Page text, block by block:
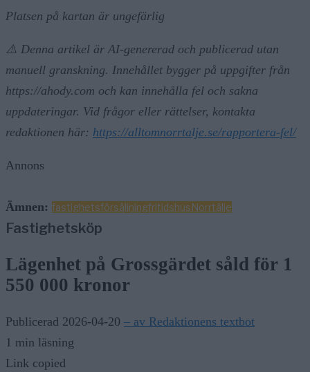
Platsen på kartan är ungefärlig
⚠️ Denna artikel är AI-genererad och publicerad utan
manuell granskning. Innehållet bygger på uppgifter från
https://ahody.com och kan innehålla fel och sakna
uppdateringar. Vid frågor eller rättelser, kontakta
redaktionen här: https://alltomnorrtalje.se/rapportera-fel/
Annons
Ämnen: fastighetsförsäljningfritidshusNorrtälje
Fastighetsköp
Lägenhet på Grossgärdet såld för 1
550 000 kronor
Publicerad 2026-04-20 – av Redaktionens textbot
1 min läsning
Link copied